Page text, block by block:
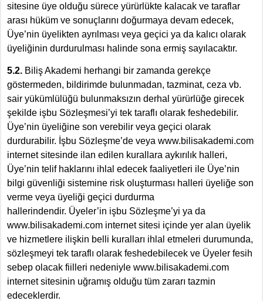
sitesine üye olduğu sürece yürürlükte kalacak ve taraflar
arası hüküm ve sonuçlarını doğurmaya devam edecek,
Üye’nin üyelikten ayrılması veya geçici ya da kalıcı olarak
üyeliğinin durdurulması halinde sona ermiş sayılacaktır.
5.2. Biliş Akademi herhangi bir zamanda gerekçe
göstermeden, bildirimde bulunmadan, tazminat, ceza vb.
sair yükümlülüğü bulunmaksızın derhal yürürlüğe girecek
şekilde işbu Sözleşmesi’yi tek taraflı olarak feshedebilir.
Üye’nin üyeliğine son verebilir veya geçici olarak
durdurabilir. İşbu Sözleşme’de veya www.bilisakademi.com
internet sitesinde ilan edilen kurallara aykırılık halleri,
Üye’nin telif haklarını ihlal edecek faaliyetleri ile Üye’nin
bilgi güvenliği sistemine risk oluşturması halleri üyeliğe son
verme veya üyeliği geçici durdurma
hallerindendir. Üyeler’in işbu Sözleşme’yi ya da
www.bilisakademi.com internet sitesi içinde yer alan üyelik
ve hizmetlere ilişkin belli kuralları ihlal etmeleri durumunda,
sözleşmeyi tek taraflı olarak feshedebilecek ve Üyeler fesih
sebep olacak fiilleri nedeniyle www.bilisakademi.com
internet sitesinin uğramış olduğu tüm zararı tazmin
edeceklerdir.